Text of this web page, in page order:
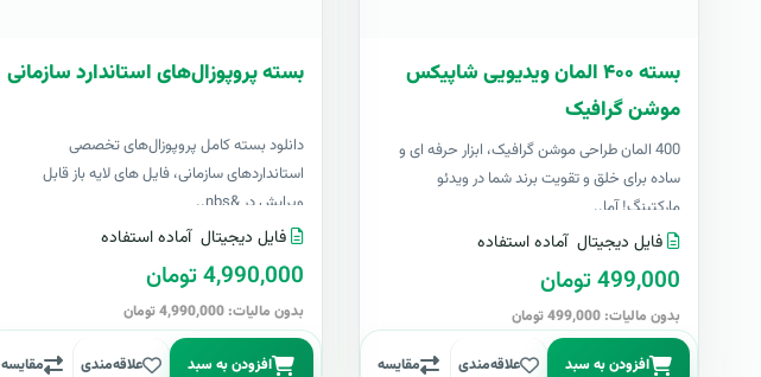
بسته ۴۰۰ المان ویدیویی شاپیکس
موشن گرافیک
400 المان طراحی موشن گرافیک، ابزار حرفه ای و
ساده برای خلق و تقویت برند شما در ویدئو
مارکتینگ! آما..
فایل دیجیتال آماده استفاده
499,000 تومان
بدون مالیات: 499,000 تومان
افزودن به سبد علاقه‌مندی مقایسه
بسته پروپوزال‌های استاندارد سازمانی
دانلود بسته کامل پروپوزال‌های تخصصی
استانداردهای سازمانی، فایل های لایه باز قابل
ویرایش در &nbs..
فایل دیجیتال آماده استفاده
4,990,000 تومان
بدون مالیات: 4,990,000 تومان
افزودن به سبد علاقه‌مندی مقایسه